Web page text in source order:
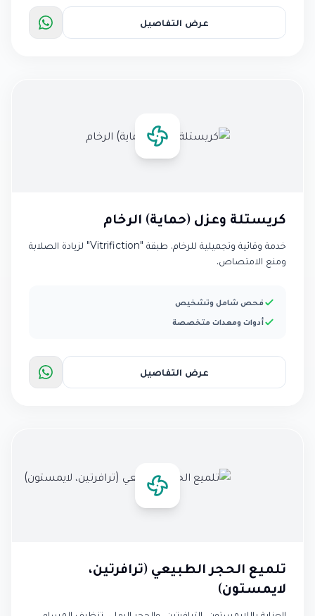
عرض التفاصيل
كريستلة وعزل (حماية) الرخام
خدمة وقائية وتجميلية للرخام. طبقة "Vitrifiction" لزيادة الصلابة
ومنع الامتصاص.
فحص شامل وتشخيص
أدوات ومعدات متخصصة
عرض التفاصيل
تلميع الحجر الطبيعي (ترافرتين،
لايمستون)